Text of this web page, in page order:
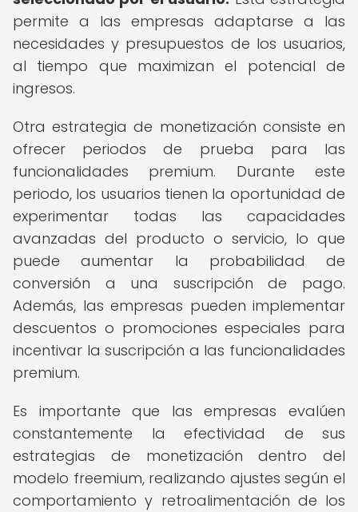
permite a las empresas adaptarse a las
necesidades y presupuestos de los usuarios,
al tiempo que maximizan el potencial de
ingresos.
Otra estrategia de monetización consiste en
ofrecer periodos de prueba para las
funcionalidades premium. Durante este
periodo, los usuarios tienen la oportunidad de
experimentar todas las capacidades
avanzadas del producto o servicio, lo que
puede aumentar la probabilidad de
conversión a una suscripción de pago.
Además, las empresas pueden implementar
descuentos o promociones especiales para
incentivar la suscripción a las funcionalidades
premium.
Es importante que las empresas evalúen
constantemente la efectividad de sus
estrategias de monetización dentro del
modelo freemium, realizando ajustes según el
comportamiento y retroalimentación de los